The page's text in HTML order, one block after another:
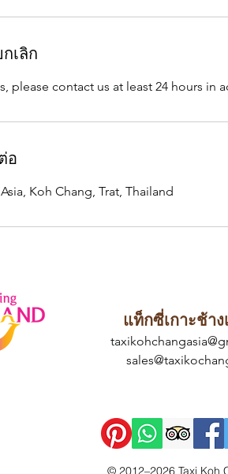
เลิก
please contact us at least 24 hours in
อ
Koh Chang, Trat, Thailand
แท็กซี่เกาะช้าง
© 2012–2026 Taxi Koh